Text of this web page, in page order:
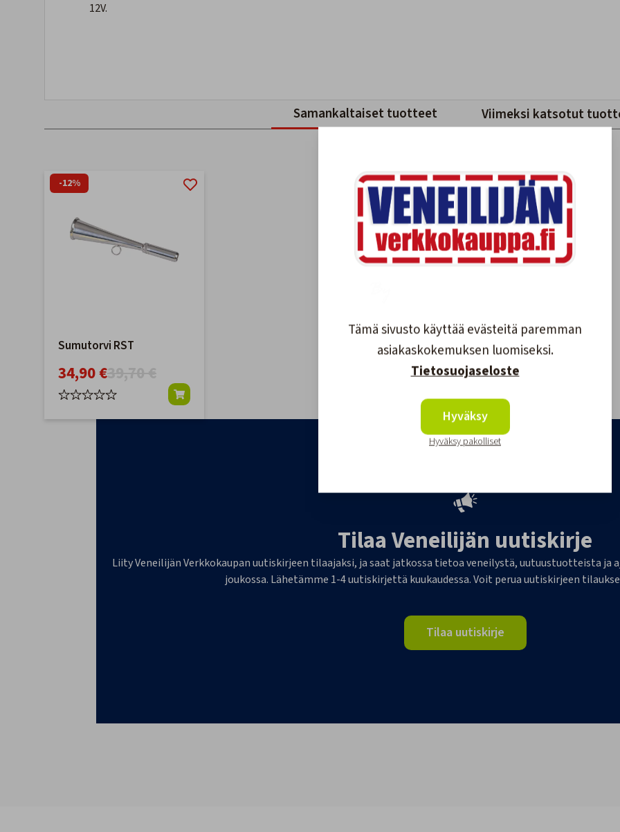
12V.
Samankaltaiset tuotteet Viimeksi katsotut
-12%
Sumutorvi RST
34,90 €
Tilaa Veneilijän uutiskirje
Liity Veneilijän Verkkokaupan uutiskirjeen tilaajaksi, ja saat jatkossa tietoa veneilystä, uutuustuotteista
joukossa. Lähetämme 1-4 uutiskirjettä kuukaudessa. Voit perua uutiskirjeen
Tilaa uutiskirje
Tämä sivusto käyttää evästeitä paremman
asiakaskokemuksen luomiseksi.
Tietosuojaseloste
Hyväksy
Hyväksy pakolliset